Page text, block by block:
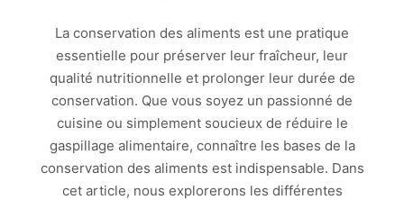
La conservation des aliments est une pratique
essentielle pour préserver leur fraîcheur, leur
qualité nutritionnelle et prolonger leur durée de
conservation. Que vous soyez un passionné de
cuisine ou simplement soucieux de réduire le
gaspillage alimentaire, connaître les bases de la
conservation des aliments est indispensable. Dans
cet article, nous explorerons les différentes